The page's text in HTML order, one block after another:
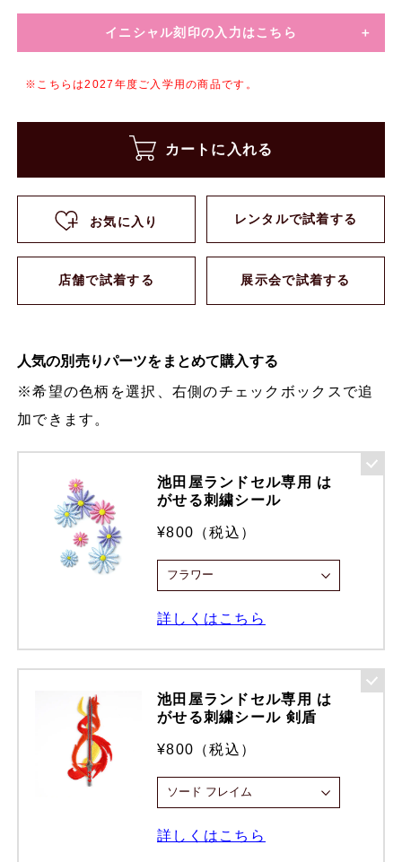
イニシャル刻印の入力はこちら
※こちらは2027年度ご入学用の商品です。
カートに入れる
お気に入り レンタルで試着する
店舗で試着する 展示会で試着する
人気の別売りパーツをまとめて購入する
※希望の色柄を選択、右側のチェックボックスで追
加できます。
池田屋ランドセル専用 は
がせる刺繍シール
¥800（税込）
詳しくはこちら
池田屋ランドセル専用 は
がせる刺繍シール 剣盾
¥800（税込）
詳しくはこちら